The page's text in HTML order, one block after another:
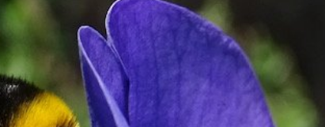
Index van plantenpaspoorten
Hoofdgroepen plantensoorten
Maanden van begin bloei
Zoeken op Familienamen
Hoofdgroepen
Maanden van optimale